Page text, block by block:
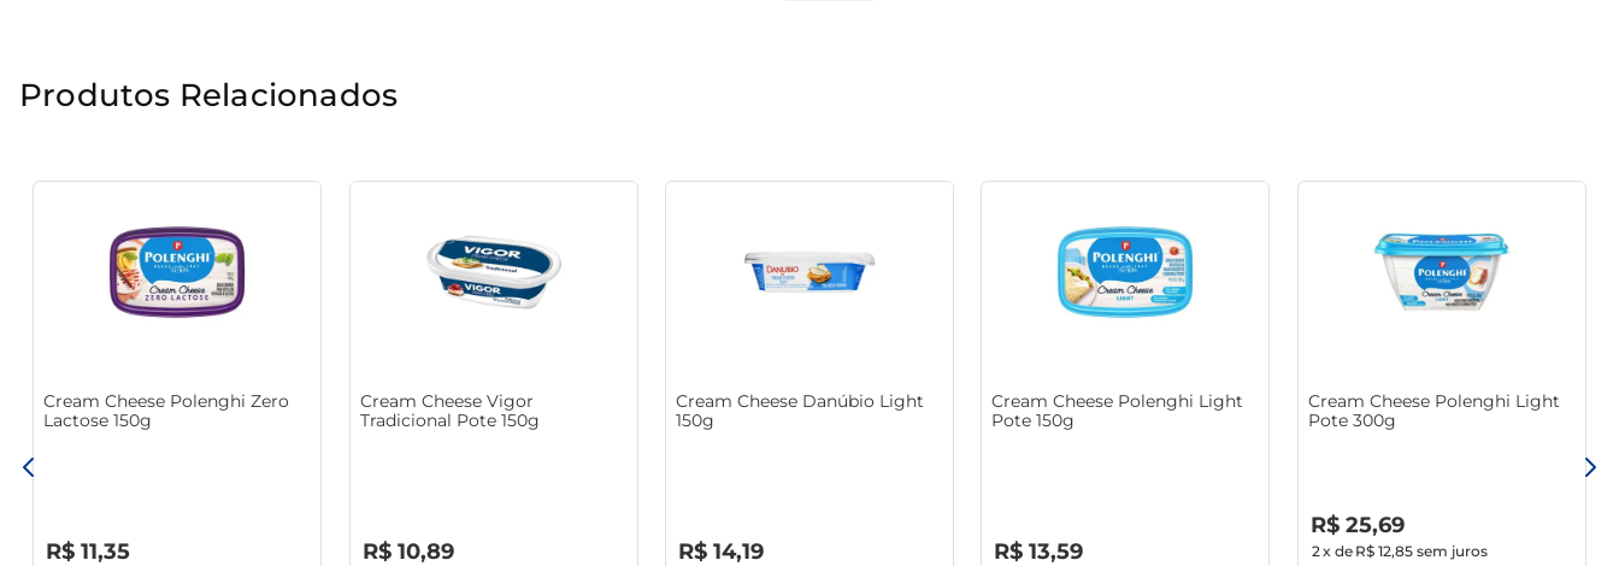
outros ingredientes, contribuindo para combinações saborosas e inovadoras na sua culinária diária.
sabor autêntico que combina perfeitamente com o seu estilo de vida. É uma opção ideal para aqueles que valorizam qualidade e sabor em suas refeições.
O prazer de saborear
Essa opção de 150g é ideal para pequenas porções, facilitando o uso sem desperdícios, mantendo a frescura e o sabor por mais tempo. Adicione este clássico em sua despensa e
Produtos Relacionados
Cream Cheese Polenghi Zero
Lactose 150g
R$ 11,35
Cream Cheese Vigor
Tradicional Pote 150g
R$ 10,89
Cream Cheese Danúbio Light
150g
R$ 14,19
Cream Cheese Polenghi Light
Pote 150g
R$ 13,59
Cream Cheese Polenghi Light
Pote 300g
R$ 25,69
2x de R$ 12,85sem juros